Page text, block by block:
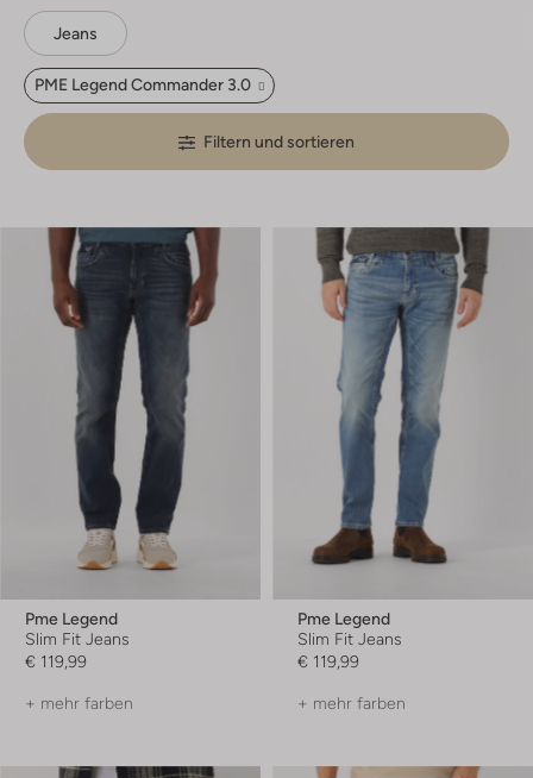
Jeans
PME Legend Commander 3.0
Filtern und sortieren
Pme Legend
Slim Fit Jeans
€ 119,99
+ mehr farben
Pme Legend
Slim Fit Jeans
€ 119,99
+ mehr farben